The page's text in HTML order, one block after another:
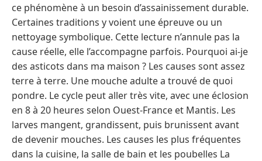
ce phénomène à un besoin d’assainissement durable.
Certaines traditions y voient une épreuve ou un
nettoyage symbolique. Cette lecture n’annule pas la
cause réelle, elle l’accompagne parfois. Pourquoi ai-je
des asticots dans ma maison ? Les causes sont assez
terre à terre. Une mouche adulte a trouvé de quoi
pondre. Le cycle peut aller très vite, avec une éclosion
en 8 à 20 heures selon Ouest-France et Mantis. Les
larves mangent, grandissent, puis brunissent avant
de devenir mouches. Les causes les plus fréquentes
dans la cuisine, la salle de bain et les poubelles La